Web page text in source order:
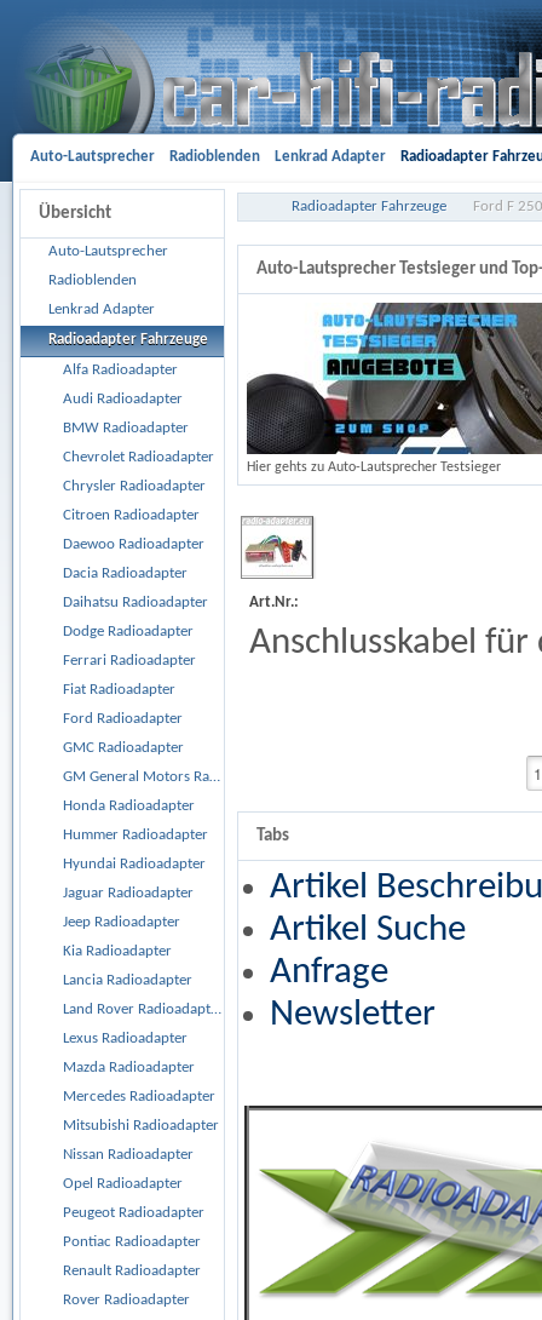
Auto-Lautsprecher Radioblenden Lenkrad Adapter Radioadapter
Aktivsystemadapter Entriegelungsbügel Antennenadapter Freisprech-
Car Hifi Komplett und Sonderangebote Car Hifi
Übersicht
Auto-Lautsprecher
Radioblenden
Lenkrad Adapter
Radioadapter Fahrzeuge
Alfa Radioadapter
Audi Radioadapter
BMW Radioadapter
Chevrolet Radioadapter
Chrysler Radioadapter
Citroen Radioadapter
Daewoo Radioadapter
Dacia Radioadapter
Daihatsu Radioadapter
Dodge Radioadapter
Ferrari Radioadapter
Fiat Radioadapter
Ford Radioadapter
GMC Radioadapter
GM General Motors Radioadapter
Honda Radioadapter
Hummer Radioadapter
Hyundai Radioadapter
Jaguar Radioadapter
Jeep Radioadapter
Kia Radioadapter
Lancia Radioadapter
Land Rover Radioadapter
Lexus Radioadapter
Mazda Radioadapter
Mercedes Radioadapter
Mitsubishi Radioadapter
Nissan Radioadapter
Opel Radioadapter
Peugeot Radioadapter
Pontiac Radioadapter
Renault Radioadapter
Rover Radioadapter
Radioadapter Fahrzeuge Ford F
Auto-Lautsprecher Testsieger und
Hier gehts zu Auto-Lautsprecher Testsieger
Art.Nr.:
Anschlusskabel
Tabs
Artikel
Artikel Suche
Anfrage
Newsletter